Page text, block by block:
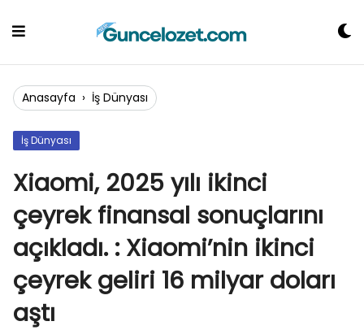
Anasayfa › İş Dünyası
İş Dünyası
Xiaomi, 2025 yılı ikinci
çeyrek finansal sonuçlarını
açıkladı. : Xiaomi’nin ikinci
çeyrek geliri 16 milyar doları
aştı